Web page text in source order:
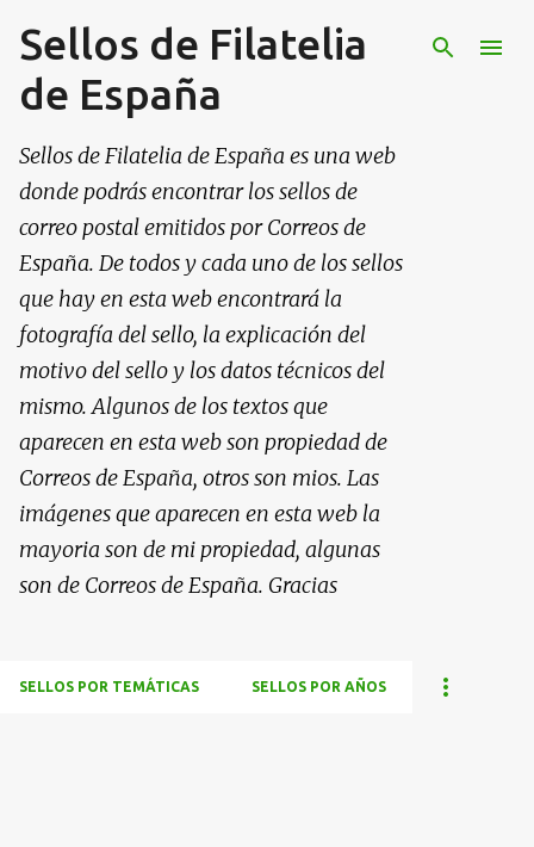
Ir al contenido principal
Sellos de Filatelia
de España
Sellos de Filatelia de España es una web
donde podrás encontrar los sellos de
correo postal emitidos por Correos de
España. De todos y cada uno de los sellos
que hay en esta web encontrará la
fotografía del sello, la explicación del
motivo del sello y los datos técnicos del
mismo. Algunos de los textos que
aparecen en esta web son propiedad de
Correos de España, otros son mios. Las
imágenes que aparecen en esta web la
mayoria son de mi propiedad, algunas
son de Correos de España. Gracias
SELLOS POR TEMÁTICAS SELLOS POR AÑOS